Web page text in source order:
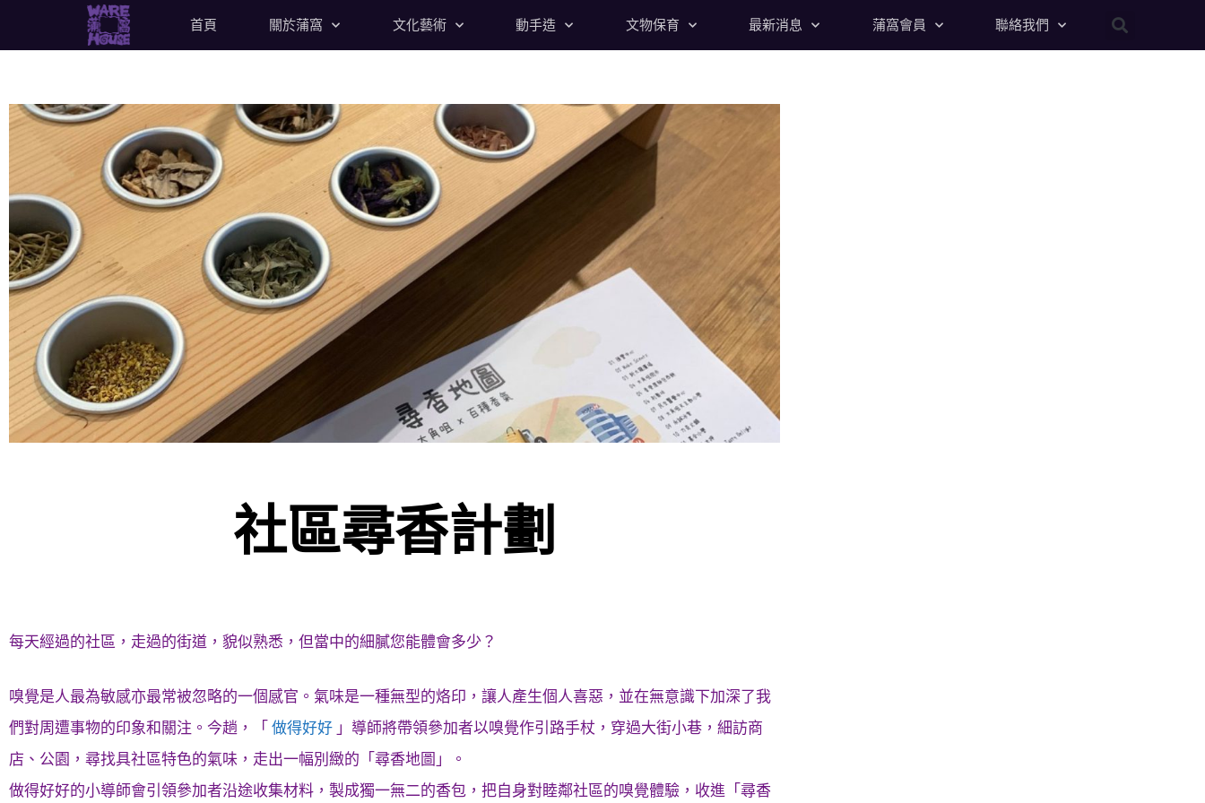
首頁 關於蒲窩 文化藝術 動手造 文物保育 最新消息 蒲窩會員 聯絡我們
社區尋香計劃
每天經過的社區，走過的街道，貌似熟悉，但當中的細膩您能體會多少？
嗅覺是人最為敏感亦最常被忽略的一個感官。氣味是一種無型的烙印，讓人產生個人喜惡，並在無意識下加深了我
們對周遭事物的印象和關注。今趟，「 做得好好 」導師將帶領參加者以嗅覺作引路手杖，穿過大街小巷，細訪商
店、公園，尋找具社區特色的氣味，走出一幅別緻的「尋香地圖」。
做得好好的小導師會引領參加者沿途收集材料，製成獨一無二的香包，把自身對睦鄰社區的嗅覺體驗，收進「尋香